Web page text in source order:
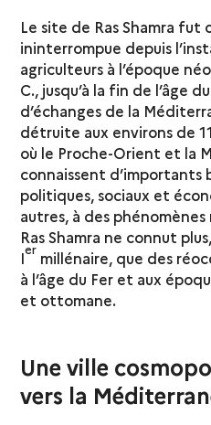
Le site de Ras Shamra fut
ininterrompue depuis
agriculteurs à l’époque
C., jusqu’à la fin de l’âge
d’échanges de la
détruite aux environs de
où le Proche-Orient et la
connaissent d’importants
politiques, sociaux et
autres, à des
Ras Shamra ne connut
Ier millénaire, que des
à l’âge du Fer et aux
et ottomane.
Une ville
vers la